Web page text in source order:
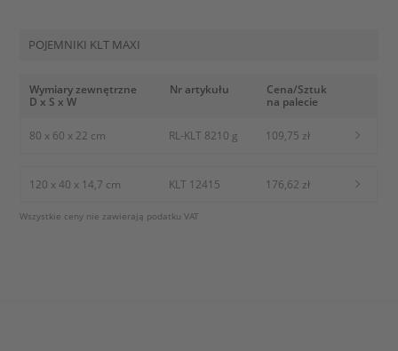
POJEMNIKI KLT MAXI
Wymiary zewnętrzne
D x S x W
Nr artykułu
Cena/Sztuk
na palecie
80 x 60 x 22 cm RL-KLT 8210 g 109,75 zł
120 x 40 x 14,7 cm KLT 12415 176,62 zł
Wszystkie ceny nie zawierają podatku VAT